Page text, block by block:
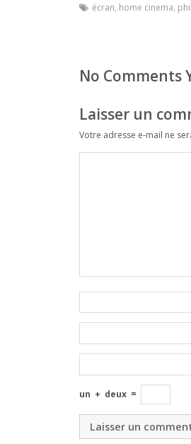
écran, home cinema,
No Comments
Laisser un
Votre adresse e-mail ne
un + deux =